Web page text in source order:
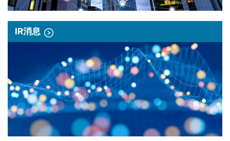
IR消息